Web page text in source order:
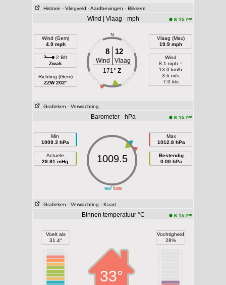
Historie - Vliegveld - Aardbevingen - Bliksem
Wind | Vlaag - mph 6:15 pm
Wind (Gem)
4.9 mph
2 Bft
Zwak
Richting (Gem)
ZZW 202°
N
8 12
Wind
Vlaag
171° Z
Vlaag (Max)
19.9 mph
Wind
8.1 mph =
13.0 km/h
3.6 m/s
7.0 kts
Grafieken - Verwachting
Barometer - hPa 6:15 pm
Min
1009.3 hPa
Actuele
29.81 inHg
||
964 1036
1009.5
Max
1012.8 hPa
Bestendig
0.00 hPa
Grafieken - Verwachting - Kaart
Binnen temperatuur °C 6:15 pm
Voelt als
31.4°
33°
Vochtigheid
28%